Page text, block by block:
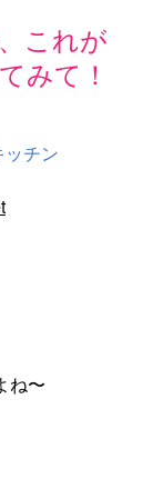
これが
みて！
ッチン
ね〜